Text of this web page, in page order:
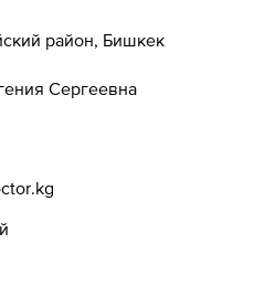
район, Бишкек
Сергеевна